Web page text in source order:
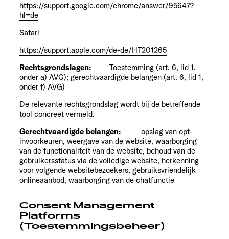
https://support.google.com/chrome/answer/95647?
hl=de
Safari
https://support.apple.com/de-de/HT201265
Rechtsgrondslagen: Toestemming (art. 6, lid 1,
onder a) AVG); gerechtvaardigde belangen (art. 6, lid 1,
onder f) AVG)
De relevante rechtsgrondslag wordt bij de betreffende
tool concreet vermeld.
Gerechtvaardigde belangen: opslag van opt-
invoorkeuren, weergave van de website, waarborging
van de functionaliteit van de website, behoud van de
gebruikersstatus via de volledige website, herkenning
voor volgende websitebezoekers, gebruiksvriendelijk
onlineaanbod, waarborging van de chatfunctie
Consent Management
Platforms
(Toestemmingsbeheer)